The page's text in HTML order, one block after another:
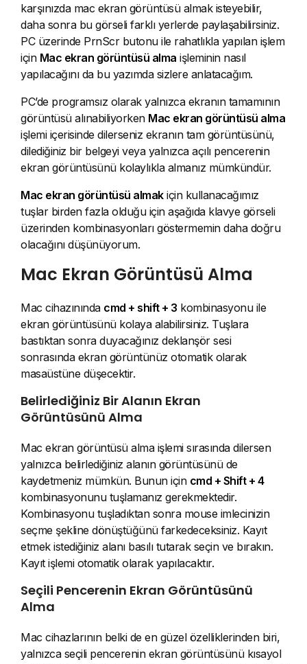
karşınızda mac ekran görüntüsü almak isteyebilir,
daha sonra bu görseli farklı yerlerde paylaşabilirsiniz.
PC üzerinde PrnScr butonu ile rahatlıkla yapılan işlem
için Mac ekran görüntüsü alma işleminin nasıl
yapılacağını da bu yazımda sizlere anlatacağım.
PC’de programsız olarak yalnızca ekranın tamamının
görüntüsü alınabiliyorken Mac ekran görüntüsü alma
işlemi içerisinde dilerseniz ekranın tam görüntüsünü,
dilediğiniz bir belgeyi veya yalnızca açılı pencerenin
ekran görüntüsünü kolaylıkla almanız mümkündür.
Mac ekran görüntüsü almakiçin kullanacağımız
tuşlar birden fazla olduğu için aşağıda klavye görseli
üzerinden kombinasyonları göstermemin daha doğru
olacağını düşünüyorum.
Mac Ekran Görüntüsü Alma
Mac cihazınında cmd + shift + 3 kombinasyonu ile
ekran görüntüsünü kolaya alabilirsiniz. Tuşlara
bastıktan sonra duyacağınız deklanşör sesi
sonrasında ekran görüntünüz otomatik olarak
masaüstüne düşecektir.
Belirlediğiniz Bir Alanın Ekran
Görüntüsünü Alma
Mac ekran görüntüsü alma işlemi sırasında dilersen
yalnızca belirlediğiniz alanın görüntüsünü de
kaydetmeniz mümkün. Bunun için cmd + Shift + 4
kombinasyonunu tuşlamanız gerekmektedir.
Kombinasyonu tuşladıktan sonra mouse imlecinizin
seçme şekline dönüştüğünü farkedeceksiniz. Kayıt
etmek istediğiniz alanı basılı tutarak seçin ve bırakın.
Kayıt işlemi otomatik olarak yapılacaktır.
Seçili Pencerenin Ekran Görüntüsünü
Alma
Mac cihazlarının belki de en güzel özelliklerinden biri,
yalnızca seçili pencerenin ekran görüntüsünü kısayol